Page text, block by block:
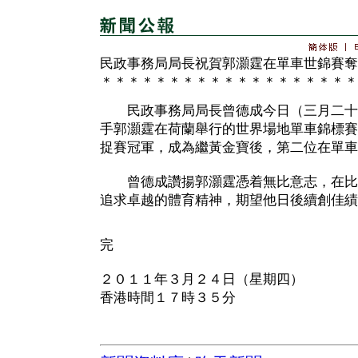
民政事務局局長祝賀郭灝霆在單車世錦賽
＊＊＊＊＊＊＊＊＊＊＊＊＊＊＊＊＊＊
民政事務局局長曾德成今日（三月二十
手郭灝霆在荷蘭舉行的世界場地單車錦標
捉賽冠軍，成為繼黃金寶後，第二位在單
曾德成讚揚郭灝霆憑着無比意志，在比
追求卓越的體育精神，期望他日後續創佳
完
２０１１年３月２４日（星期四）
香港時間１７時３５分